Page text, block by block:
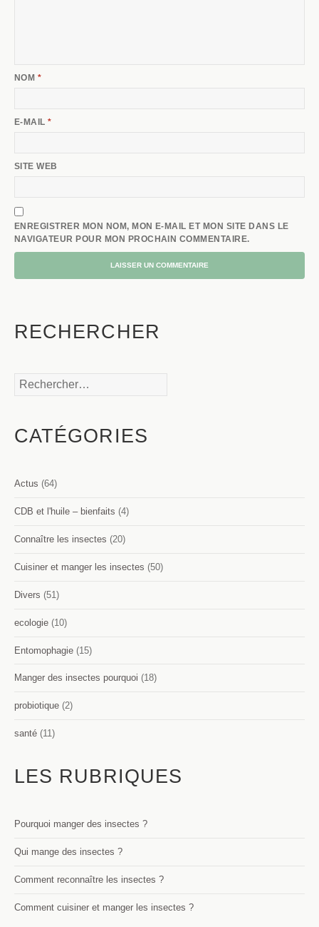
NOM *
E-MAIL*
SITE WEB
ENREGISTRER MON NOM, MON E-MAIL ET MON SITE DANS LE
NAVIGATEUR POUR MON PROCHAIN COMMENTAIRE.
RECHERCHER
Rechercher :
CATÉGORIES
Actus (64)
CDB et l'huile – bienfaits (4)
Connaître les insectes (20)
Cuisiner et manger les insectes (50)
Divers (51)
ecologie (10)
Entomophagie (15)
Manger des insectes pourquoi (18)
probiotique (2)
santé (11)
LES RUBRIQUES
Pourquoi manger des insectes ?
Qui mange des insectes ?
Comment reconnaître les insectes ?
Comment cuisiner et manger les insectes ?